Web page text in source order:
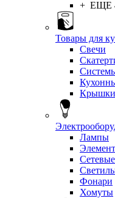
+ ЕЩЕ
Товары для
Свечи
Крышки
Лампы
Фонари
Хомуты